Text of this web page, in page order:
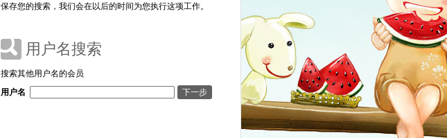
保存您的搜索，我们会在以后的时间为您执行这项工作。
用户名搜索
搜索其他用户名的会员
用户名